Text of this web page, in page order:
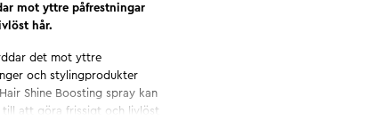
mot yttre påfrestningar
hår.
det mot yttre
och stylingprodukter
Shine Boosting spray kan
att göra frissigt och livlöst